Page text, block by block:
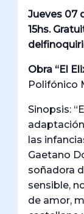
Jueves 07
15hs.
Obra “El
Polifónico
Sinopsis:
las
Gaetano
soñadora
sensible,
de amor,